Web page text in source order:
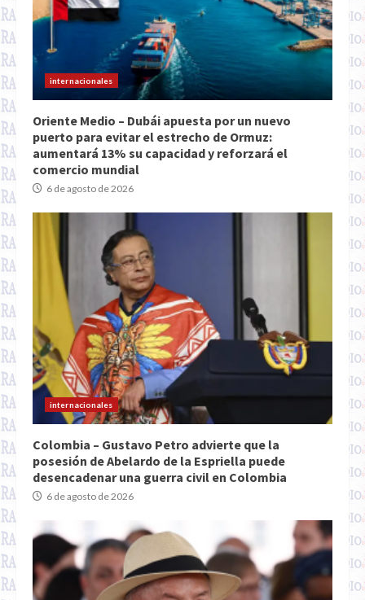
internacionales
Oriente Medio – Dubái apuesta por un nuevo
puerto para evitar el estrecho de Ormuz:
aumentará 13% su capacidad y reforzará el
comercio mundial
6 de agosto de 2026
internacionales
Colombia – Gustavo Petro advierte que la
posesión de Abelardo de la Espriella puede
desencadenar una guerra civil en Colombia
6 de agosto de 2026